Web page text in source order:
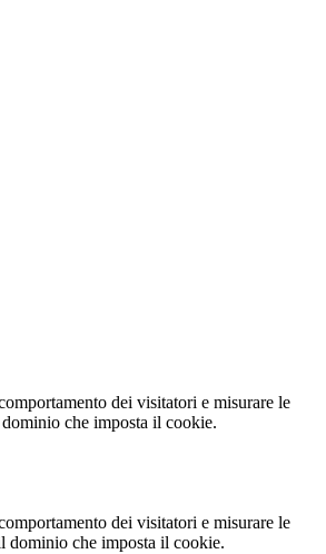
dei visitatori e misurare le
che imposta il cookie.
dei visitatori e misurare le
dominio che imposta il cookie.